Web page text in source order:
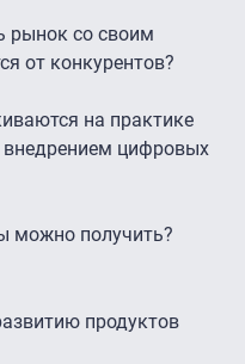
рынок со своим
от конкурентов?
на практике
внедрением цифровых
можно получить?
продуктов